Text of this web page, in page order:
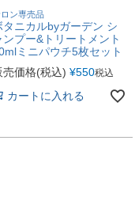
ン専売品
タニカルbyガーデン シ
ンプー&トリートメント
ミニパウチ5枚セット
売価格(税込) ¥550税込
カートに入れる